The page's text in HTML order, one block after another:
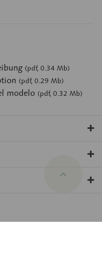
(pdf, 0.34 Mb)
(pdf, 0.29 Mb)
modelo (pdf, 0.32 Mb)